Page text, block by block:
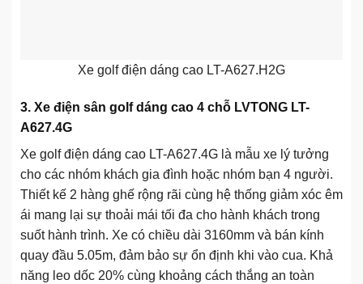
Xe golf điện dáng cao LT-A627.H2G
3. Xe điện sân golf dáng cao 4 chỗ LVTONG LT-
A627.4G
Xe golf điện dáng cao LT-A627.4G là mẫu xe lý tưởng
cho các nhóm khách gia đình hoặc nhóm bạn 4 người.
Thiết kế 2 hàng ghế rộng rãi cùng hệ thống giảm xóc êm
ái mang lại sự thoải mái tối đa cho hành khách trong
suốt hành trình. Xe có chiều dài 3160mm và bán kính
quay đầu 5.05m, đảm bảo sự ổn định khi vào cua. Khả
năng leo dốc 20% cùng khoảng cách thắng an toàn